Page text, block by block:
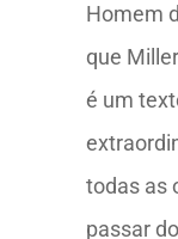
Homem
que
é um
todas as
passar